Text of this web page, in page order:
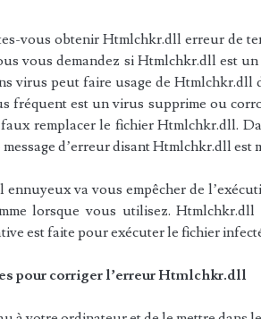
vous obtenir Htmlchkr.dll erreur de
vous demandez si Htmlchkr.dll est un
virus peut faire usage de Htmlchkr.dll
fréquent est un virus supprime ou
remplacer le fichier Htmlchkr.dll.
d’erreur disant Htmlchkr.dll est
va vous empêcher de
lorsque vous utilisez. Htmlchkr.dll
est faite pour exécuter le fichier
pour corriger l’erreur Htmlchkr.dll